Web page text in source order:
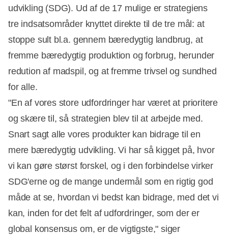
udvikling (SDG). Ud af de 17 mulige er strategiens
tre indsatsområder knyttet direkte til de tre mål: at
stoppe sult bl.a. gennem bæredygtig landbrug, at
fremme bæredygtig produktion og forbrug, herunder
redution af madspil, og at fremme trivsel og sundhed
for alle.
"En af vores store udfordringer har været at prioritere
og skære til, så strategien blev til at arbejde med.
Snart sagt alle vores produkter kan bidrage til en
mere bæredygtig udvikling. Vi har så kigget på, hvor
vi kan gøre størst forskel, og i den forbindelse virker
SDG'erne og de mange undermål som en rigtig god
måde at se, hvordan vi bedst kan bidrage, med det vi
kan, inden for det felt af udfordringer, som der er
global konsensus om, er de vigtigste," siger